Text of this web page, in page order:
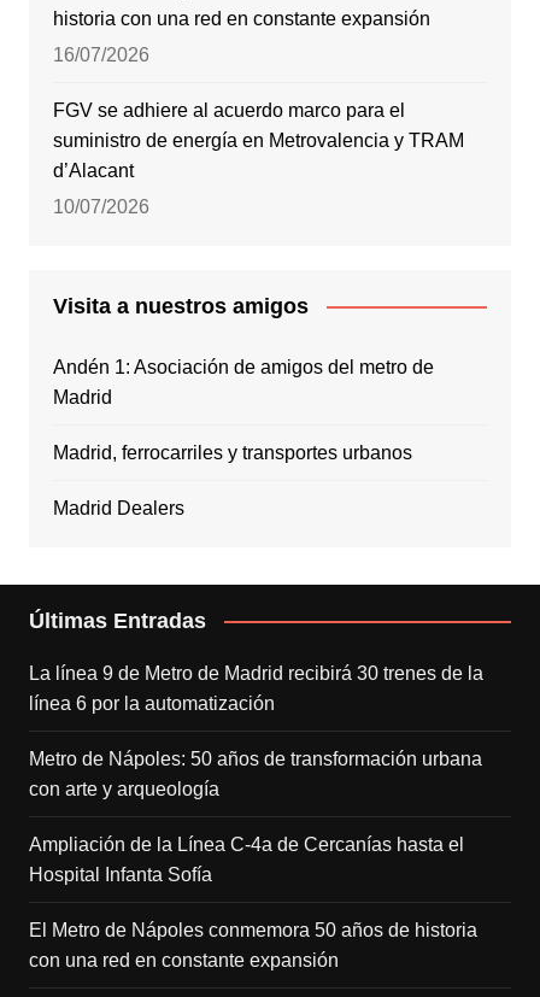
historia con una red en constante expansión
16/07/2026
FGV se adhiere al acuerdo marco para el
suministro de energía en Metrovalencia y TRAM
d’Alacant
10/07/2026
Visita a nuestros amigos
Andén 1: Asociación de amigos del metro de
Madrid
Madrid, ferrocarriles y transportes urbanos
Madrid Dealers
Últimas Entradas
La línea 9 de Metro de Madrid recibirá 30 trenes de la
línea 6 por la automatización
Metro de Nápoles: 50 años de transformación urbana
con arte y arqueología
Ampliación de la Línea C-4a de Cercanías hasta el
Hospital Infanta Sofía
El Metro de Nápoles conmemora 50 años de historia
con una red en constante expansión